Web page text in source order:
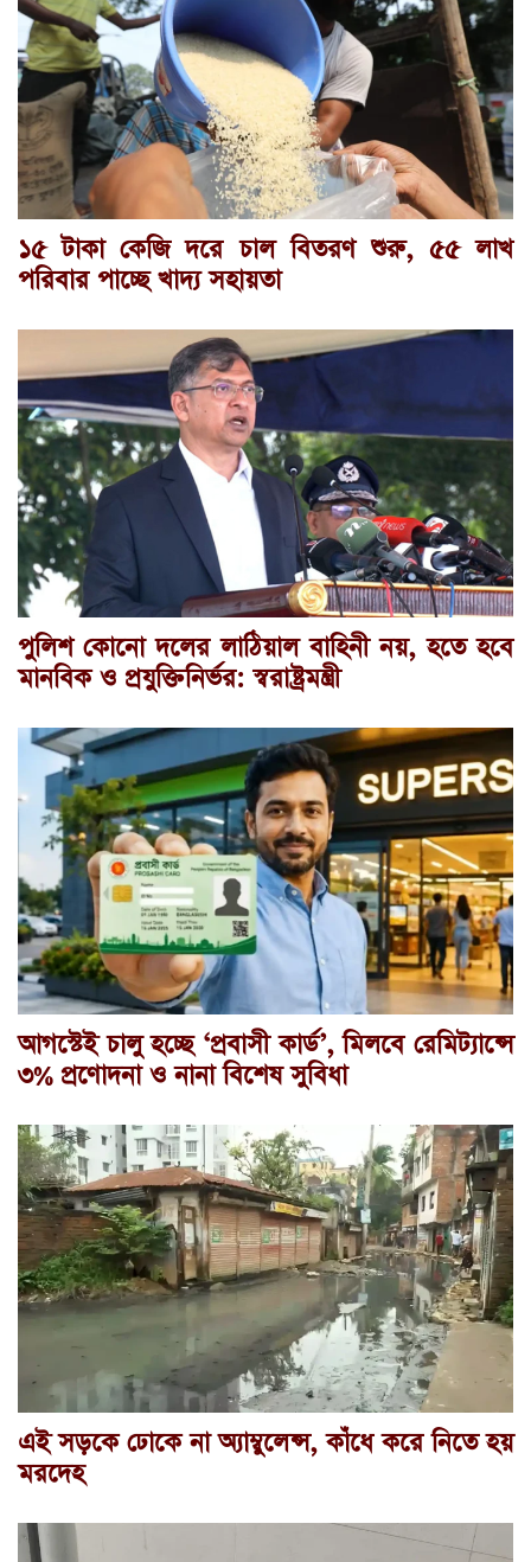
১৫ টাকা কেজি দরে চাল বিতরণ শুরু, ৫৫ লাখ
পরিবার পাচ্ছে খাদ্য সহায়তা
পুলিশ কোনো দলের লাঠিয়াল বাহিনী নয়, হতে হবে
মানবিক ও প্রযুক্তিনির্ভর: স্বরাষ্ট্রমন্ত্রী
আগস্টেই চালু হচ্ছে ‘প্রবাসী কার্ড’, মিলবে রেমিট্যান্সে
৩% প্রণোদনা ও নানা বিশেষ সুবিধা
এই সড়কে ঢোকে না অ্যাম্বুলেন্স, কাঁধে করে নিতে হয়
মরদেহ